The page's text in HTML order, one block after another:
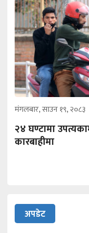
मंगलबार, साउन १९, २०८३
२४ घण्टामा
कारबाहीमा
अपडेट